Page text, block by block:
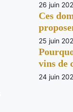
26 juin
Ces
25 juin
vins de
24 juin